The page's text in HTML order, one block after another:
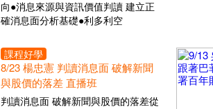
向●消息來源與資訊價值判讀 建立正
確消息面分析基礎●利多利空
課程好學
8/23 楊忠憲 判讀消息面 破解新聞
與股價的落差 直播班
判讀消息面 破解新聞與股價的落差從